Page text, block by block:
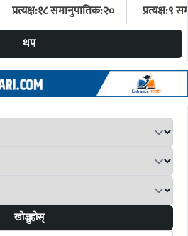
प्रत्यक्ष:१८ समानुपातिक:२०
प्रत्यक्ष:९
थप
खोज्नुहोस्